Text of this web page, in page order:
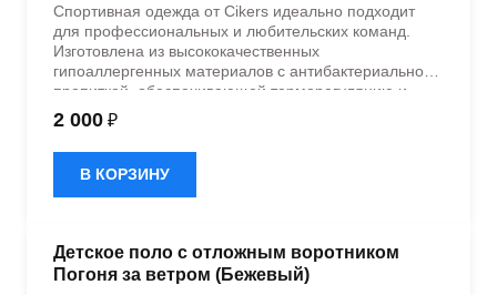
Спортивная одежда от Cikers идеально подходит
для профессиональных и любительских команд.
Изготовлена из высококачественных
гипоаллергенных материалов с антибактериальной
пропиткой, обеспечивающей терморегуляцию и
быстрое влагоотведение. Одежда обладает
эластичностью в 5 направлениях и стильным
дизайном.
2 000 ₽
В КОРЗИНУ
Детское поло с отложным воротником
Погоня за ветром (Бежевый)